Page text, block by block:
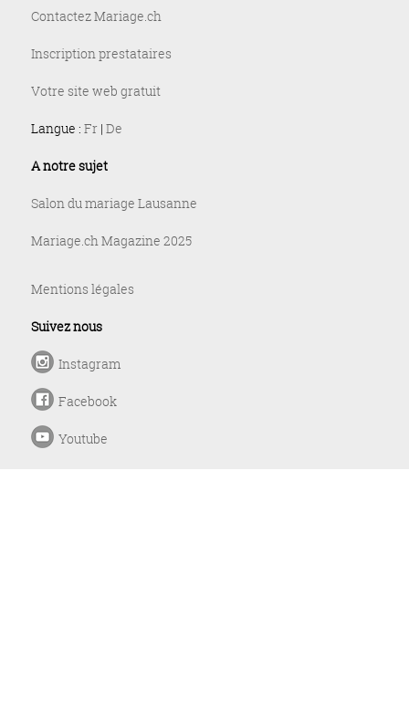
Contactez Mariage.ch
Inscription prestataires
Votre site web gratuit
Langue : Fr | De
A notre sujet
Salon du mariage Lausanne
Mariage.ch Magazine 2025
Mentions légales
Suivez nous
Instagram
Facebook
Youtube